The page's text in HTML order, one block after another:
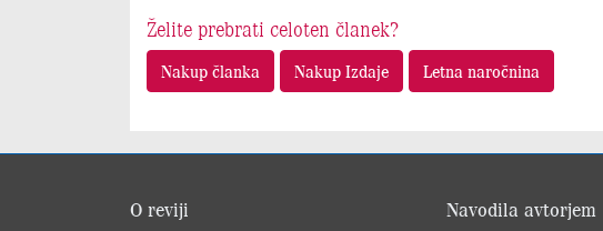
Želite prebrati celoten članek?
Nakup članka Nakup Izdaje Letna naročnina
O reviji
Navodila avtorjem